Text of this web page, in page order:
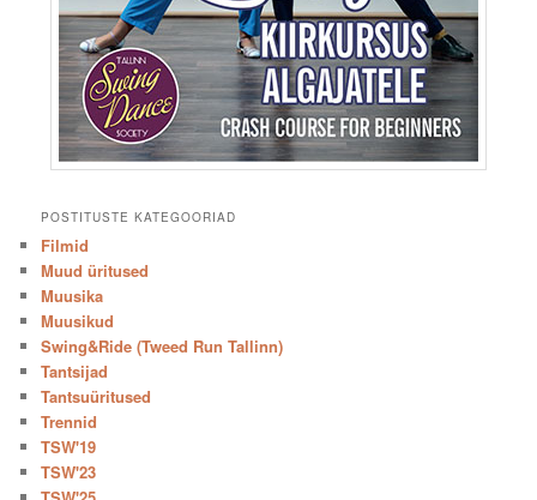
POSTITUSTE KATEGOORIAD
Filmid
Muud üritused
Muusika
Muusikud
Swing&Ride (Tweed Run Tallinn)
Tantsijad
Tantsuüritused
Trennid
TSW'19
TSW'23